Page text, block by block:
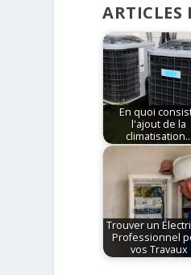
ARTICLES
En quoi
l'ajout de la
climatisation…
Trouver un
Professionnel
vos Travaux